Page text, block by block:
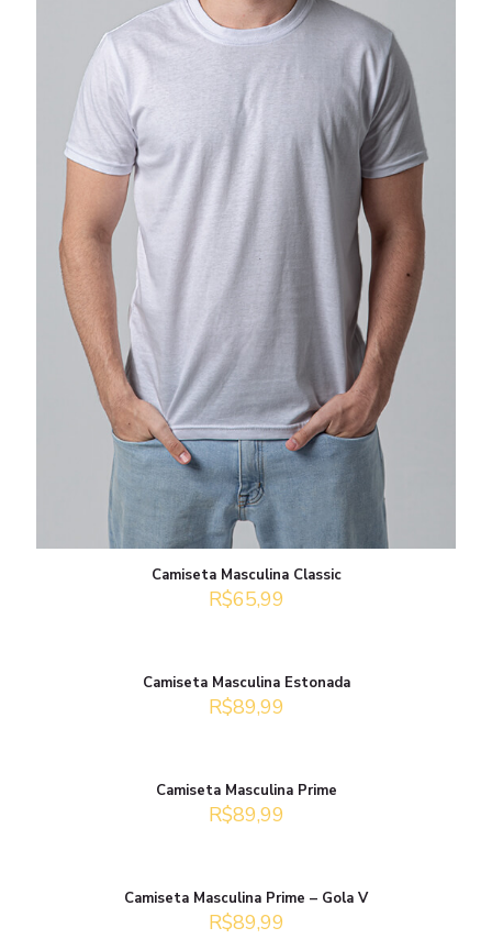
Camiseta Masculina Classic
R$65,99
Camiseta Masculina Estonada
R$89,99
Camiseta Masculina Prime
R$89,99
Camiseta Masculina Prime – Gola V
R$89,99